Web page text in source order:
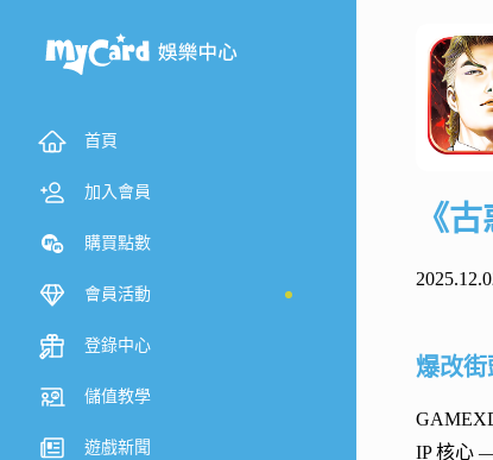
首頁
加入會員
購買點數
會員活動
登錄中心
儲值教學
遊戲新聞
《
爆改街
IP 核心